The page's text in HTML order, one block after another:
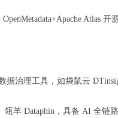
OpenMetadata+Apache Atlas
数据治理工具，如袋鼠云
瓴羊 Dataphin，具备 AI 全链